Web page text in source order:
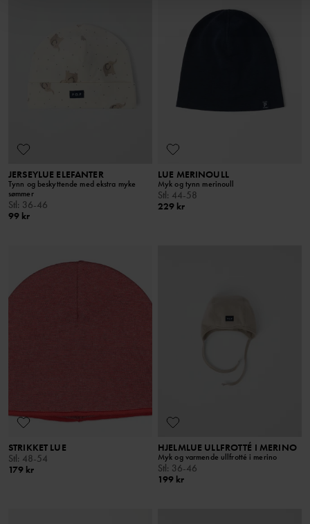
JERSEYLUE ELEFANTER
Tynn og beskyttende med ekstra myke
sømmer
Stl: 36-46
99 kr
LUE MERINOULL
Myk og tynn merinoull
Stl: 44-58
229 kr
STRIKKET LUE
Stl: 48-54
179 kr
HJELMLUE ULLFROTTÉ I MERINO
Myk og varmende ullfrotté i merino
Stl: 36-46
199 kr